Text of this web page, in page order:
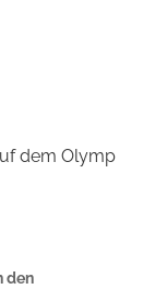
dem Olymp
den